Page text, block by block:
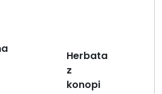
Herbata
z
konopi